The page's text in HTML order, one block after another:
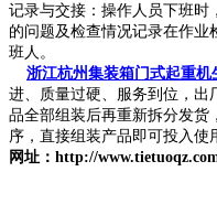
记录与交接：操作人员下班时
的问题及检查情况记录在作
班人。
浙江杭州集装箱门式起重机
进、质量过硬、服务到位，出
品全部组装后再重新拆分发货
序，直接组装产品即可投入使
网址：http://